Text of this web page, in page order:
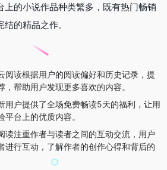
上的小说作品种类繁多，既有热门畅销
的精品之作。
阅读根据用户的阅读偏好和历史记录，提
，帮助用户发现更多喜欢的内容。
用户提供了全场免费畅读5天的福利，让用
平台上的优质内容。
读注重作者与读者之间的互动交流，用户
进行互动，了解作者的创作心得和背后的